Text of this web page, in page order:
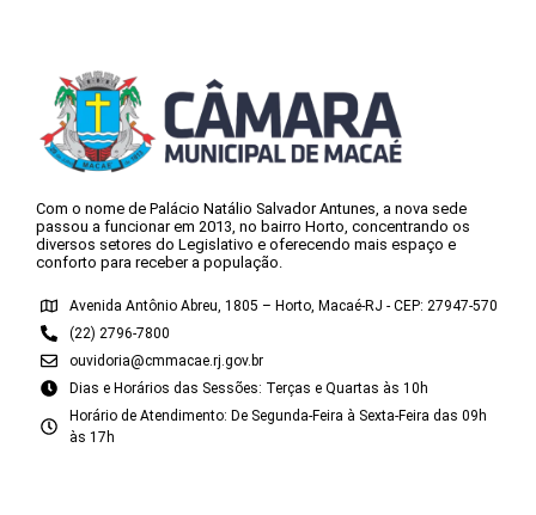
Com o nome de Palácio Natálio Salvador Antunes, a nova sede
passou a funcionar em 2013, no bairro Horto, concentrando os
diversos setores do Legislativo e oferecendo mais espaço e
conforto para receber a população.
Avenida Antônio Abreu, 1805 – Horto, Macaé-RJ - CEP: 27947-570
(22) 2796-7800
ouvidoria@cmmacae.rj.gov.br
Dias e Horários das Sessões: Terças e Quartas às 10h
Horário de Atendimento: De Segunda-Feira à Sexta-Feira das 09h
às 17h